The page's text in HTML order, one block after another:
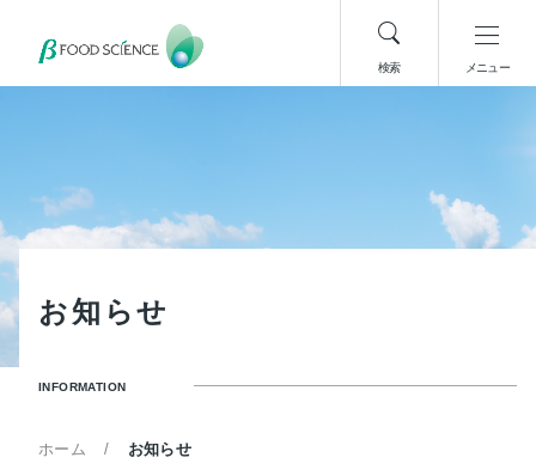
検索 メニュー
お知 らせ
INFORMATION
ホーム お知らせ